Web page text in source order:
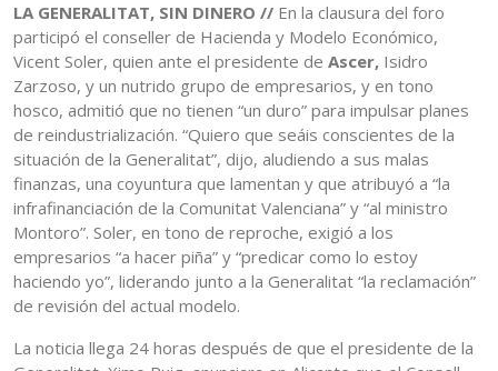
LA GENERALITAT, SIN DINERO // En la clausura del foro
participó el conseller de Hacienda y Modelo Económico,
Vicent Soler, quien ante el presidente de Ascer, Isidro
Zarzoso, y un nutrido grupo de empresarios, y en tono
hosco, admitió que no tienen “un duro” para impulsar planes
de reindustrialización. “Quiero que seáis conscientes de la
situación de la Generalitat”, dijo, aludiendo a sus malas
finanzas, una coyuntura que lamentan y que atribuyó a “la
infrafinanciación de la Comunitat Valenciana” y “al ministro
Montoro”. Soler, en tono de reproche, exigió a los
empresarios “a hacer piña” y “predicar como lo estoy
haciendo yo”, liderando junto a la Generalitat “la reclamación”
de revisión del actual modelo.
La noticia llega 24 horas después de que el presidente de la